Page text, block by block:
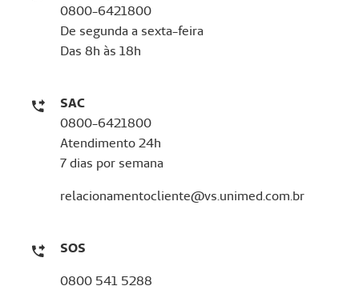
0800-6421800
De segunda a sexta-feira
Das 8h às 18h
SAC
0800-6421800
Atendimento 24h
7 dias por semana
relacionamentocliente@vs.unimed.com.br
SOS
0800 541 5288